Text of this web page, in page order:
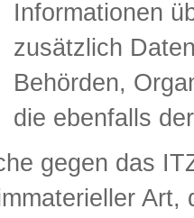
Informationen
zusätzlich
Behörden,
die ebenfalls
gegen das